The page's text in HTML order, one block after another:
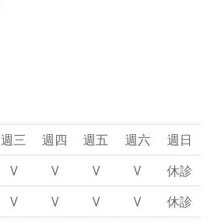
週三 週四 週五 週六
週日
V V V V
休診
V V V V
休診